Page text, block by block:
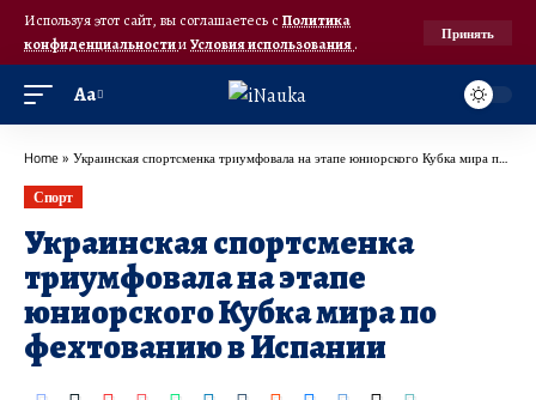
Используя этот сайт, вы соглашаетесь с Политика
конфиденциальностииУсловия использования.
Принять
Аа
Home » Украинская спортсменка триумфовала на этапе юниорского Кубка мира по фехтованию в Испании
Спорт
Украинская спортсменка
триумфовала на этапе
юниорского Кубка мира по
фехтованию в Испании